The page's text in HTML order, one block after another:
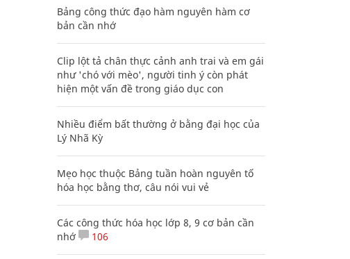
Bảng công thức đạo hàm nguyên hàm cơ
bản cần nhớ
Clip lột tả chân thực cảnh anh trai và em gái
như 'chó với mèo', người tinh ý còn phát
hiện một vấn đề trong giáo dục con
Nhiều điểm bất thường ở bằng đại học của
Lý Nhã Kỳ
Mẹo học thuộc Bảng tuần hoàn nguyên tố
hóa học bằng thơ, câu nói vui vẻ
Các công thức hóa học lớp 8, 9 cơ bản cần
nhớ
106